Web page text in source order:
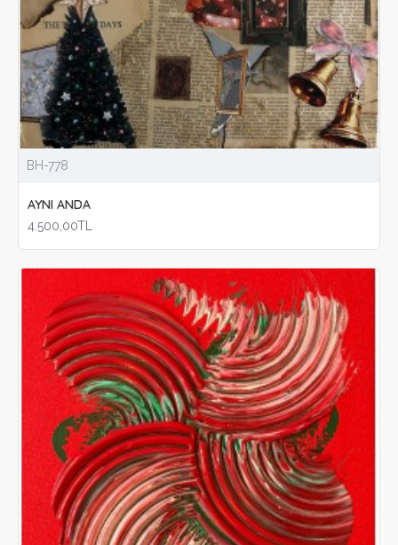
BH-778
AYNI ANDA
4.500,00TL